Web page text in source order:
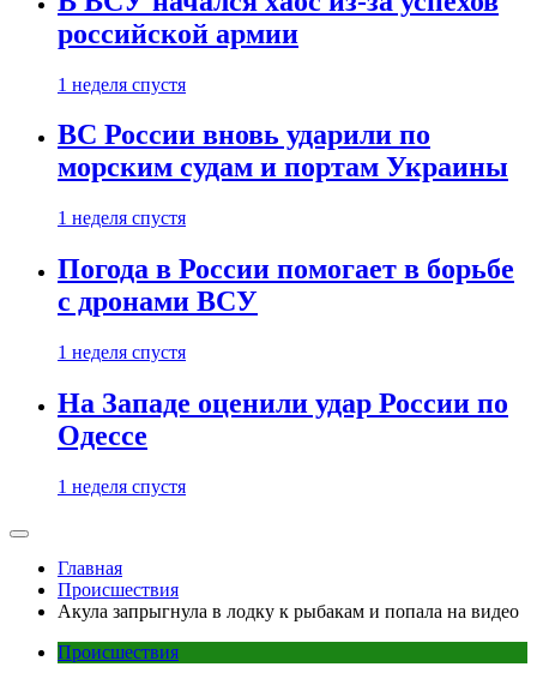
российской армии
1 неделя спустя
ВС России вновь ударили по
морским судам и портам Украины
1 неделя спустя
Погода в России помогает в борьбе
с дронами ВСУ
1 неделя спустя
На Западе оценили удар России по
Одессе
1 неделя спустя
Главная
Происшествия
Акула запрыгнула в лодку к рыбакам и попала на видео
Происшествия